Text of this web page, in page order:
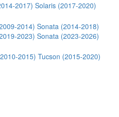
2017) Solaris (2017-2020)
2014) Sonata (2014-2018)
2023) Sonata (2023-2026)
2015) Tucson (2015-2020)